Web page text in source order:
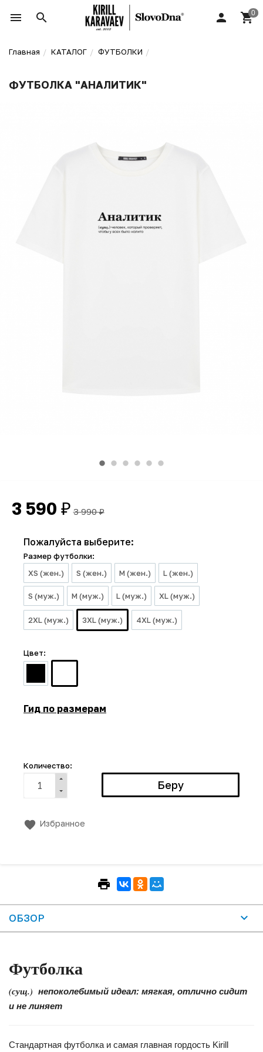
Главная КАТАЛОГ ФУТБОЛКИ
ФУТБОЛКА "АНАЛИТИК"
3 590 ₽ 3 990₽
Пожалуйста выберите:
Размер футболки:
XS (жен.)
S (жен.) M (жен.) L (жен.)
S (муж.) M (муж.) L (муж.) XL (муж.)
2XL (муж.) 3XL (муж.) 4XL (муж.)
Цвет:
Гид по размерам
Количество:
Избранное
ОБЗОР
Футболка
(сущ.) непоколебимый идеал: мягкая, отлично сидит
и не линяет
Стандартная футболка и самая главная гордость Kirill